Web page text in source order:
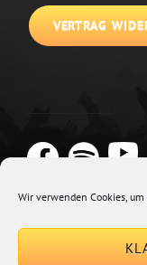
Wir verwenden Cookies,
VERTRAG